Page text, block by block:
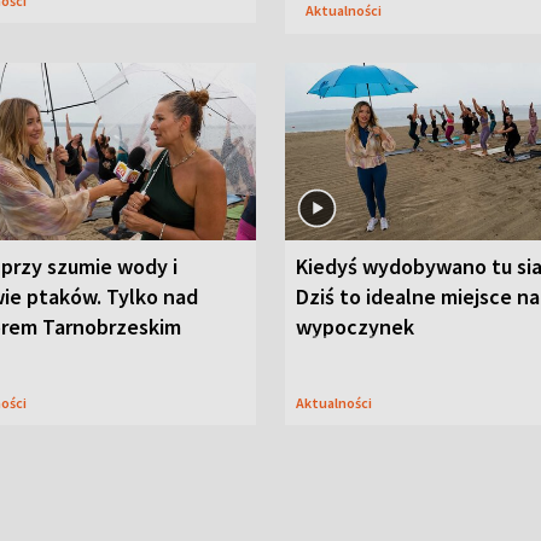
Aktualności
szumie wody i
ptaków. Tylko nad
Tarnobrzeskim
Kiedyś wydobywano tu
Dziś to idealne miejsce na
wypoczynek
Aktualności